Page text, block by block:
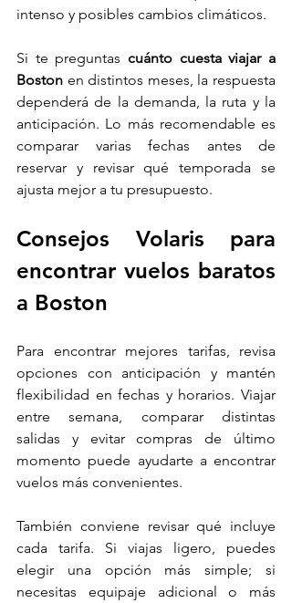
intenso y posibles cambios climáticos.
Si te preguntas cuánto cuesta viajar a
Boston en distintos meses, la respuesta
dependerá de la demanda, la ruta y la
anticipación. Lo más recomendable es
comparar varias fechas antes de
reservar y revisar qué temporada se
ajusta mejor a tu presupuesto.
Consejos Volaris para
encontrar vuelos baratos
a Boston
Para encontrar mejores tarifas, revisa
opciones con anticipación y mantén
flexibilidad en fechas y horarios. Viajar
entre semana, comparar distintas
salidas y evitar compras de último
momento puede ayudarte a encontrar
vuelos más convenientes.
También conviene revisar qué incluye
cada tarifa. Si viajas ligero, puedes
elegir una opción más simple; si
necesitas equipaje adicional o más